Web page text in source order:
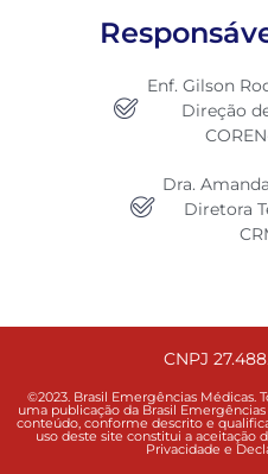
Enf. Gilson
Direção
Dra.
Diretora
CNPJ
©2023. Brasil Emergências Médicas.
uma publicação da Brasil
conteúdo, conforme descrito e
uso deste site constitui a aceitação
Privacidade e